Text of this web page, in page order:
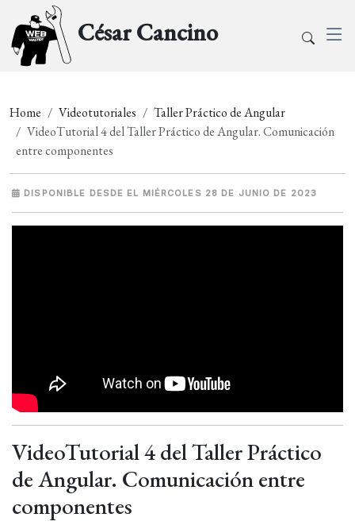
César Cancino
Home Videotutoriales
Taller Práctico de Angular
VideoTutorial 4 del Taller Práctico de Angular. Comunicación
entre componentes
DISPONIBLE DESDE EL MIÉRCOLES 28 DE JUNIO DE 2023
VideoTutorial 4 del Taller Práctico
de Angular. Comunicación entre
componentes